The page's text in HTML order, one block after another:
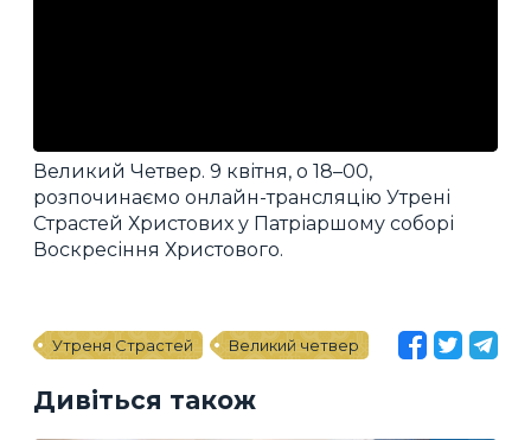
Великий Четвер. 9 квітня, о 18–00,
розпочинаємо онлайн-трансляцію Утрені
Страстей Христових у Патріаршому соборі
Воскресіння Христового.
Утреня Страстей Великий четвер
Дивіться також